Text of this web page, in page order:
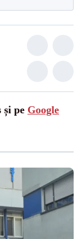
și pe Google